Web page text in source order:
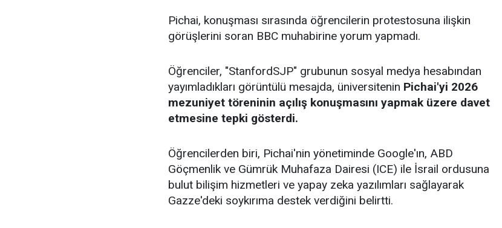
Pichai, konuşması sırasında öğrencilerin protestosuna ilişkin
görüşlerini soran BBC muhabirine yorum yapmadı.
Öğrenciler, "StanfordSJP" grubunun sosyal medya hesabından
yayımladıkları görüntülü mesajda, üniversitenin Pichai'yi 2026
mezuniyet töreninin açılış konuşmasını yapmak üzere davet
etmesine tepki gösterdi.
Öğrencilerden biri, Pichai'nin yönetiminde Google'ın, ABD
Göçmenlik ve Gümrük Muhafaza Dairesi (ICE) ile İsrail ordusuna
bulut bilişim hizmetleri ve yapay zeka yazılımları sağlayarak
Gazze'deki soykırıma destek verdiğini belirtti.